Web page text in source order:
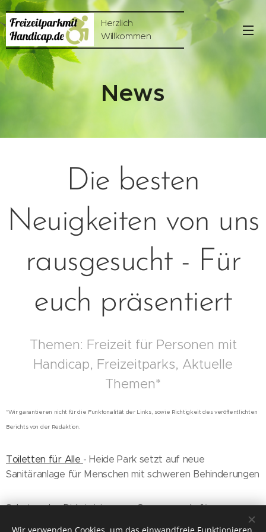
Herzlich
Willkommen
News
Die besten
Neuigkeiten von uns
rausgesucht - Für
euch präsentiert
Themen: Freizeit für Personen mit
Handicap, Freizeitparks, Aktuelle
Themen*
*Wir garantieren nicht für die Funktonalität der Links, sowie Richtigkeit des veröffentlichten
Berichts von der Redaktion.
Toiletten für Alle - Heide Park setzt auf neue
Sanitäranlage für Menschen mit schweren Behinderungen
Schutz oder Diskriminierung - Coronaregeln für